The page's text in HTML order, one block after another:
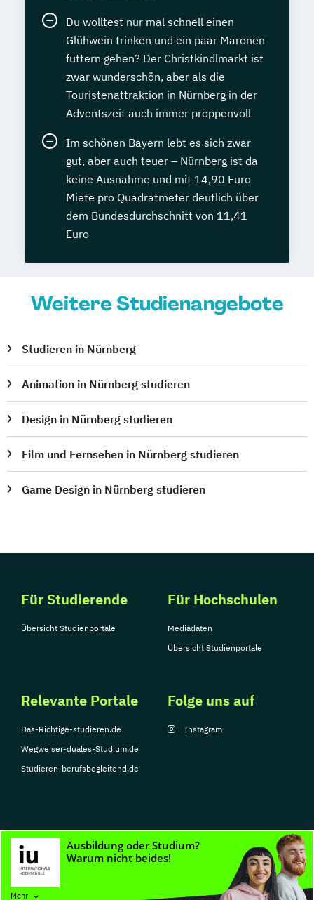
Mehr
Du wolltest nur mal schnell einen
Glühwein trinken und ein paar Maronen
futtern gehen? Der Christkindlmarkt ist
zwar wunderschön, aber als die
Touristenattraktion in Nürnberg in der
Adventszeit auch immer proppenvoll
Im schönen Bayern lebt es sich zwar
gut, aber auch teuer – Nürnberg ist da
keine Ausnahme und mit 14,90 Euro
Miete pro Quadratmeter deutlich über
dem Bundesdurchschnitt von 11,41
Euro
Weitere Studienangebote
Studieren in Nürnberg
Animation in Nürnberg studieren
Design in Nürnberg studieren
Film und Fernsehen in Nürnberg studieren
Game Design in Nürnberg studieren
Für Studierende
Übersicht Studienportale
Für Hochschulen
Mediadaten
Übersicht Studienportale
Relevante Portale
Das-Richtige-studieren.de
Wegweiser-duales-Studium.de
Studieren-berufsbegleitend.de
Folge uns auf
Instagram
© Copyright 2026, TarGroup Media GmbH
Nutzungsbedingungen